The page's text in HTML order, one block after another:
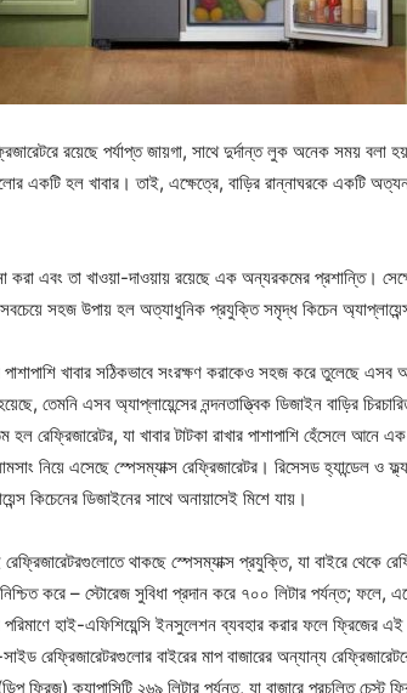
রয়েছে পর্যাপ্ত জায়গা, সাথে দুর্দান্ত লুক অনেক সময় বলা
একটি হল খাবার। তাই, এক্ষেত্রে, বাড়ির রান্নাঘরকে একটি
করা এবং তা খাওয়া-দাওয়ায় রয়েছে এক অন্যরকমের প্রশান্তি।
সবচেয়ে সহজ উপায় হল অত্যাধুনিক প্রযুক্তি সমৃদ্ধ কিচেন
খাবার সঠিকভাবে সংরক্ষণ করাকেও সহজ করে তুলেছে
তেমনি এসব অ্যাপ্লায়েন্সের নন্দনতাত্ত্বিক ডিজাইন বাড়ির
রেফ্রিজারেটর, যা খাবার টাটকা রাখার পাশাপাশি হেঁসেলে
নিয়ে এসেছে স্পেসম্যাক্স রেফ্রিজারেটর। রিসেসড হ্যান্ডেল ও
কিচেনের ডিজাইনের সাথে অনায়াসেই মিশে যায়।
থাকছে স্পেসম্যাক্স প্রযুক্তি, যা বাইরে থেকে
করে – স্টোরেজ সুবিধা প্রদান করে ৭০০ লিটার পর্যন্ত; ফলে, এতে
হাই-এফিশিয়েন্সি ইনসুলেশন ব্যবহার করার ফলে ফ্রিজের
রেফ্রিজারেটরগুলোর বাইরের মাপ বাজারের অন্যান্য
ফ্রিজ) ক্যাপাসিটি ২৬৯ লিটার পর্যন্ত, যা বাজারে প্রচলিত চেস্ট